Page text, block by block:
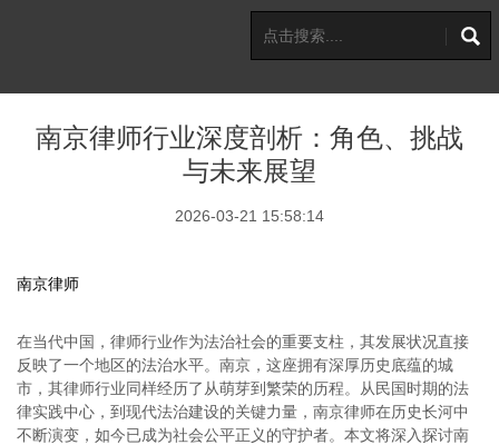
南京律师行业深度剖析：角色、挑战
与未来展望
2026-03-21 15:58:14
南京律师
在当代中国，律师行业作为法治社会的重要支柱，其发展状况直接
反映了一个地区的法治水平。南京，这座拥有深厚历史底蕴的城
市，其律师行业同样经历了从萌芽到繁荣的历程。从民国时期的法
律实践中心，到现代法治建设的关键力量，南京律师在历史长河中
不断演变，如今已成为社会公平正义的守护者。本文将深入探讨南